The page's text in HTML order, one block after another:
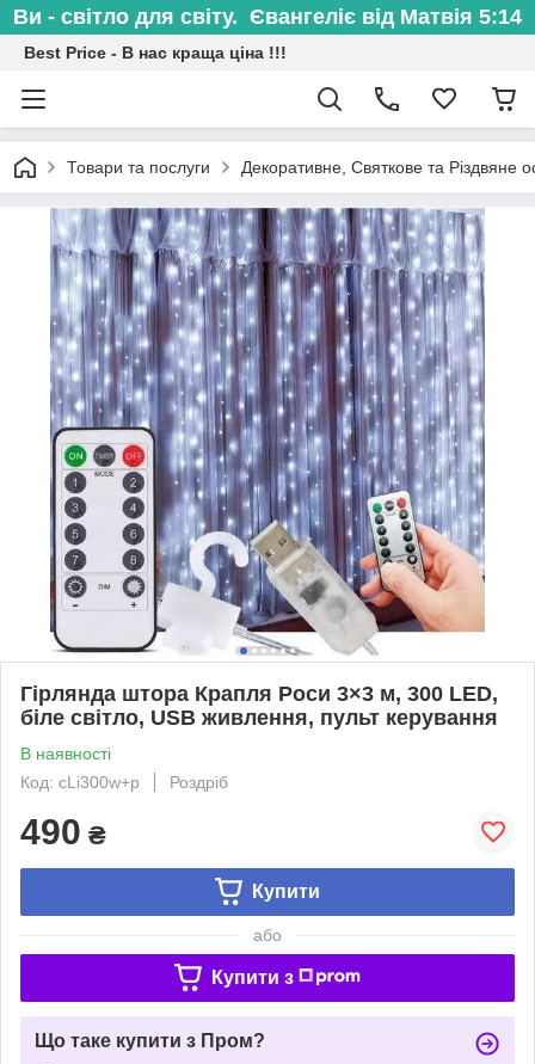
Ви - світло для світу. Євангеліє від Матвія 5:14
Best Price - В нас краща ціна !!!
Товари та послуги Декоративне, Святкове та Різдвяне
Гірлянда штора Крапля Роси 3×3 м, 300 LED,
біле світло, USB живлення, пульт керування
В наявності
Код: cLi300w+p
Роздріб
490 ₴
Купити
або
Купити з
Що таке купити з Пром?